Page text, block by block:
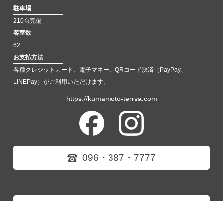
駐車場
210台完備
客室数
62
お支払方法
各種クレジットカード、電子マネー、QRコード決済（PayPay、
LINEPay）がご利用いただけます。
https://kumamoto-terrsa.com
096・387・7777